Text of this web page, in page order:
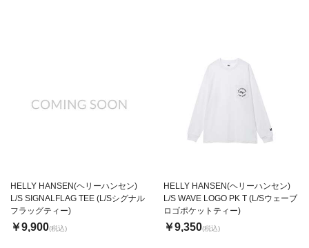
HELLY HANSEN(ヘリーハンセン)
L/S SIGNALFLAG TEE (L/Sシグナル
フラッグティー)
￥9,900(税込)
HELLY HANSEN(ヘリーハンセン)
L/S WAVE LOGO PK T (L/Sウェーブ
ロゴポケットティー)
￥9,350(税込)